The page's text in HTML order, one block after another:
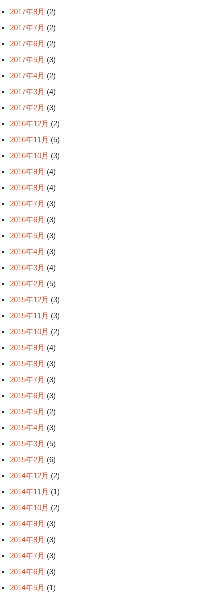
2017年8月 (2)
2017年7月 (2)
2017年6月 (2)
2017年5月 (3)
2017年4月 (2)
2017年3月 (4)
2017年2月 (3)
2016年12月 (2)
2016年11月 (5)
2016年10月 (3)
2016年9月 (4)
2016年8月 (4)
2016年7月 (3)
2016年6月 (3)
2016年5月 (3)
2016年4月 (3)
2016年3月 (4)
2016年2月 (5)
2015年12月 (3)
2015年11月 (3)
2015年10月 (2)
2015年9月 (4)
2015年8月 (3)
2015年7月 (3)
2015年6月 (3)
2015年5月 (2)
2015年4月 (3)
2015年3月 (5)
2015年2月 (6)
2014年12月 (2)
2014年11月 (1)
2014年10月 (2)
2014年9月 (3)
2014年8月 (3)
2014年7月 (3)
2014年6月 (3)
2014年5月 (1)